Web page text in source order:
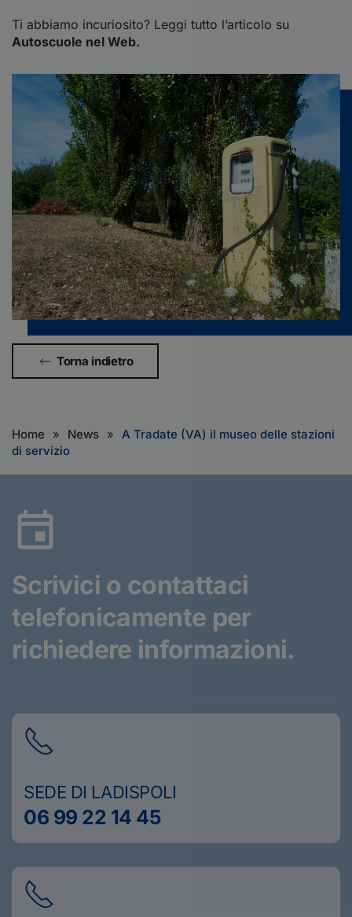
Ti abbiamo incuriosito? Leggi tutto l’articolo su
Autoscuole nel Web.
Torna indietro
Home News
A Tradate (VA) il museo delle stazioni
di servizio
Scrivici o contattaci
telefonicamente per
richiedere informazioni.
SEDE DI LADISPOLI
06 99 22 14 45